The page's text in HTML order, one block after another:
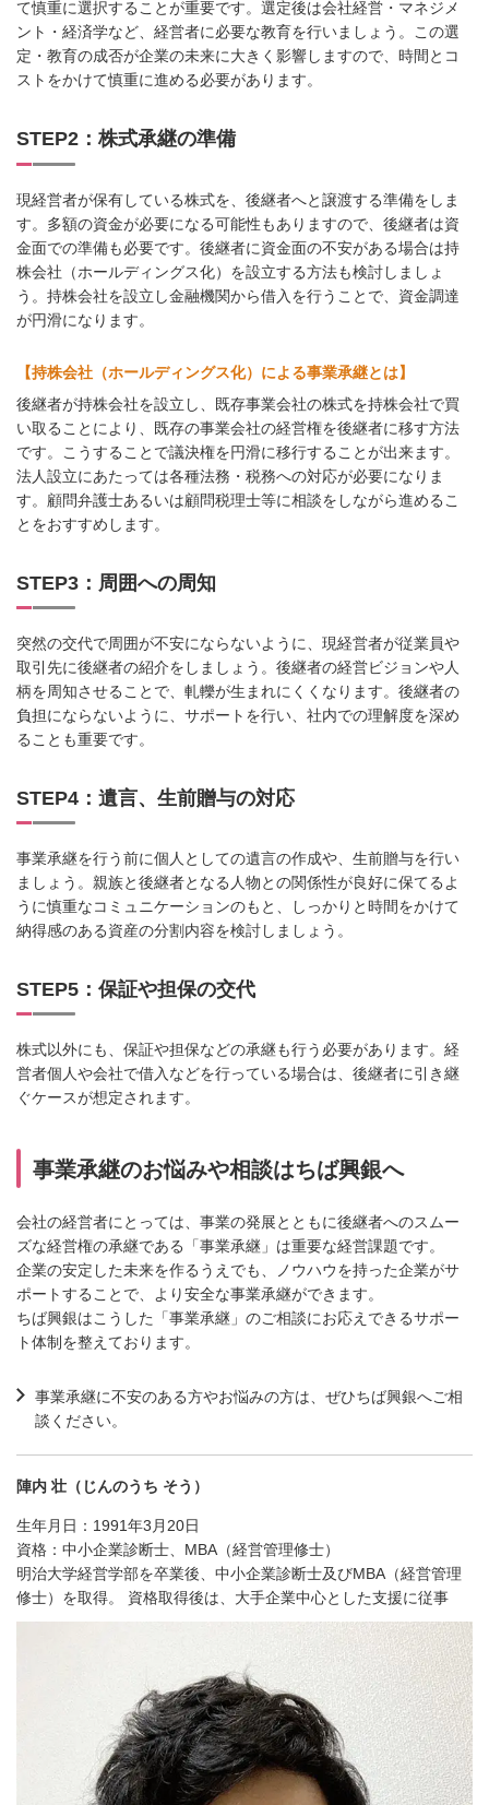
て慎重に選択することが重要です。選定後は会社経営・マネジメ
ント・経済学など、経営者に必要な教育を行いましょう。この選
定・教育の成否が企業の未来に大きく影響しますので、時間とコ
ストをかけて慎重に進める必要があります。
STEP2：株式承継の準備
現経営者が保有している株式を、後継者へと譲渡する準備をしま
す。多額の資金が必要になる可能性もありますので、後継者は資
金面での準備も必要です。後継者に資金面の不安がある場合は持
株会社（ホールディングス化）を設立する方法も検討しましょ
う。持株会社を設立し金融機関から借入を行うことで、資金調達
が円滑になります。
【持株会社（ホールディングス化）による事業承継とは】
後継者が持株会社を設立し、既存事業会社の株式を持株会社で買
い取ることにより、既存の事業会社の経営権を後継者に移す方法
です。こうすることで議決権を円滑に移行することが出来ます。
法人設立にあたっては各種法務・税務への対応が必要になりま
す。顧問弁護士あるいは顧問税理士等に相談をしながら進めるこ
とをおすすめします。
STEP3：周囲への周知
突然の交代で周囲が不安にならないように、現経営者が従業員や
取引先に後継者の紹介をしましょう。後継者の経営ビジョンや人
柄を周知させることで、軋轢が生まれにくくなります。後継者の
負担にならないように、サポートを行い、社内での理解度を深め
ることも重要です。
STEP4：遺言、生前贈与の対応
事業承継を行う前に個人としての遺言の作成や、生前贈与を行い
ましょう。親族と後継者となる人物との関係性が良好に保てるよ
うに慎重なコミュニケーションのもと、しっかりと時間をかけて
納得感のある資産の分割内容を検討しましょう。
STEP5：保証や担保の交代
株式以外にも、保証や担保などの承継も行う必要があります。経
営者個人や会社で借入などを行っている場合は、後継者に引き継
ぐケースが想定されます。
事業承継のお悩みや相談はちば興銀へ
会社の経営者にとっては、事業の発展とともに後継者へのスムー
ズな経営権の承継である「事業承継」は重要な経営課題です。
企業の安定した未来を作るうえでも、ノウハウを持った企業がサ
ポートすることで、より安全な事業承継ができます。
ちば興銀はこうした「事業承継」のご相談にお応えできるサポー
ト体制を整えております。
事業承継に不安のある方やお悩みの方は、ぜひちば興銀へご相
談ください。
陣内 壮（じんのうち そう）
生年月日：1991年3月20日
資格：中小企業診断士、MBA（経営管理修士）
明治大学経営学部を卒業後、中小企業診断士及びMBA（経営管理
修士）を取得。 資格取得後は、大手企業中心とした支援に従事